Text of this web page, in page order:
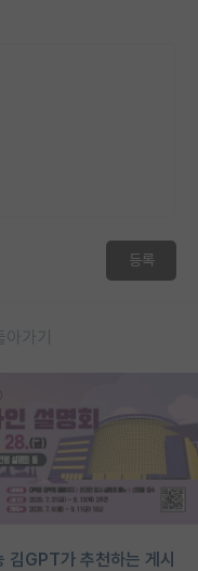
등록
가기
김GPT가 추천하는 게시